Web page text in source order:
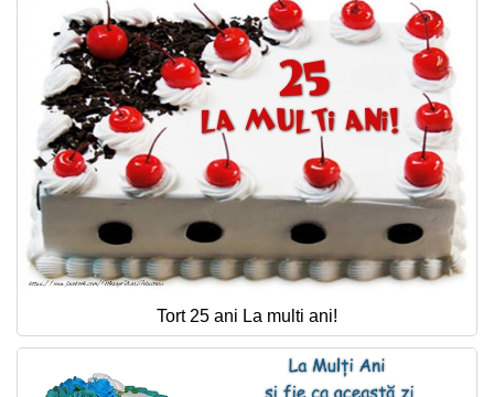
Tort 25 ani La multi ani!